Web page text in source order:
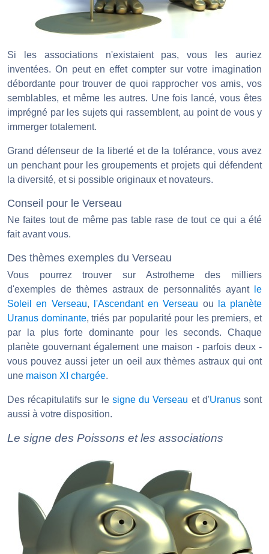
Si les associations n'existaient pas, vous les auriez
inventées. On peut en effet compter sur votre imagination
débordante pour trouver de quoi rapprocher vos amis, vos
semblables, et même les autres. Une fois lancé, vous êtes
imprégné par les sujets qui rassemblent, au point de vous y
immerger totalement.
Grand défenseur de la liberté et de la tolérance, vous avez
un penchant pour les groupements et projets qui défendent
la diversité, et si possible originaux et novateurs.
Conseil pour le Verseau
Ne faites tout de même pas table rase de tout ce qui a été
fait avant vous.
Des thèmes exemples du Verseau
Vous pourrez trouver sur Astrotheme des milliers
d'exemples de thèmes astraux de personnalités ayant
le
Soleil en Verseau, l'Ascendant en Verseau ou
la planète
Uranus dominante, triés par popularité pour les premiers, et
par la plus forte dominante pour les seconds. Chaque
planète gouvernant également une maison - parfois deux -
vous pouvez aussi jeter un oeil aux thèmes astraux qui ont
une maison XI chargée.
Des récapitulatifs sur le signe du Verseau et d'Uranussont
aussi à votre disposition.
Le signe des Poissons et les associations